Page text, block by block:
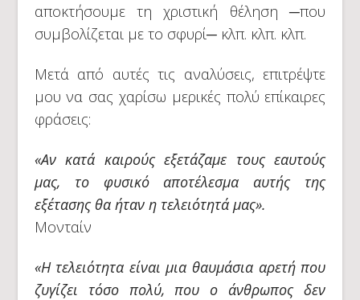
αποκτήσουμε τη χριστική θέληση ─που
συμβολίζεται με το σφυρί─ κλπ. κλπ. κλπ.
Μετά από αυτές τις αναλύσεις, επιτρέψτε
μου να σας χαρίσω μερικές πολύ επίκαιρες
φράσεις:
«Αν κατά καιρούς εξετάζαμε τους εαυτούς
μας, το φυσικό αποτέλεσμα αυτής της
εξέτασης θα ήταν η τελειότητά μας».
Μονταίν
«Η τελειότητα είναι μια θαυμάσια αρετή που
ζυγίζει τόσο πολύ, που ο άνθρωπος δεν